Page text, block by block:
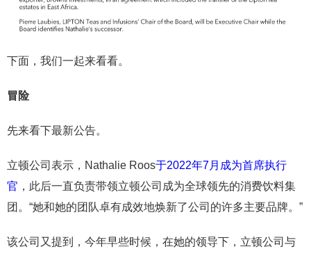
下面，我们一起来看看。
冒险
先来看下最新公告。
立顿公司表示，Nathalie Roos于2022年7月成为首席执行
官 ，此后一直负责带领立顿公司成为全球领先的消费饮料集
团。“她和她的团队卓有成效地焕新了公司的许多主要品牌。”
该公司又提到，今年早些时候，在她的领导下，立顿公司与